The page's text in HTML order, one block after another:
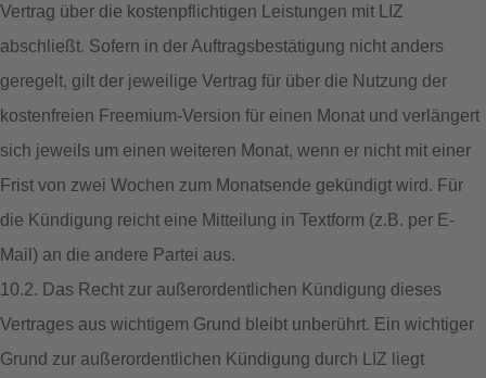
Vertrag über die kostenpflichtigen Leistungen mit LIZ
abschließt. Sofern in der Auftragsbestätigung nicht anders
geregelt, gilt der jeweilige Vertrag für über die Nutzung der
kostenfreien Freemium-Version für einen Monat und verlängert
sich jeweils um einen weiteren Monat, wenn er nicht mit einer
Frist von zwei Wochen zum Monatsende gekündigt wird. Für
die Kündigung reicht eine Mitteilung in Textform (z.B. per E-
Mail) an die andere Partei aus.
10.2. Das Recht zur außerordentlichen Kündigung dieses
Vertrages aus wichtigem Grund bleibt unberührt. Ein wichtiger
Grund zur außerordentlichen Kündigung durch LIZ liegt